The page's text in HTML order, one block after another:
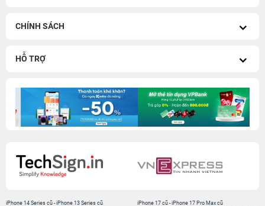
CHÍNH SÁCH
HỖ TRỢ
iPhone 14 Series cũ -iPhone 13 Series cũ
iPhone 17 cũ-iPhone 17 Pro Max cũ